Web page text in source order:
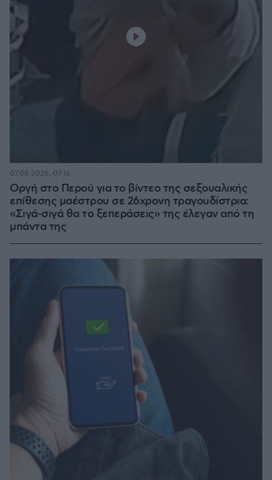
Οργή στο Περού για το βίντεο της σεξουαλικής
επίθεσης μαέστρου σε 26χρονη τραγουδίστρια:
«Σιγά-σιγά θα το ξεπεράσεις» της έλεγαν από τη
μπάντα της
07.08.2026, 07:16